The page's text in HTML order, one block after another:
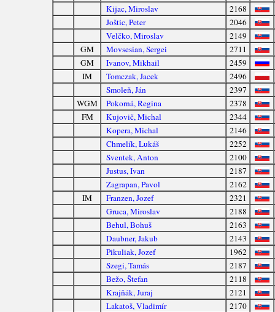
Kijac, Miroslav
2168
Joštic, Peter
2046
Velčko, Miroslav
2149
GM
Movsesian, Sergei
2711
GM
Ivanov, Mikhail
2459
IM
Tomczak, Jacek
2496
Smoleň, Ján
2397
WGM
Pokorná, Regina
2378
FM
Kujovič, Michal
2344
Kopera, Michal
2146
Chmelík, Lukáš
2252
Sventek, Anton
2100
Justus, Ivan
2187
Zagrapan, Pavol
2162
IM
Franzen, Jozef
2321
Gruca, Miroslav
2188
Behul, Bohuš
2163
Daubner, Jakub
2143
Pikuliak, Jozef
1962
Szegi, Tamás
2187
Bežo, Štefan
2118
Krajňák, Juraj
2121
Lakatoš, Vladimír
2170